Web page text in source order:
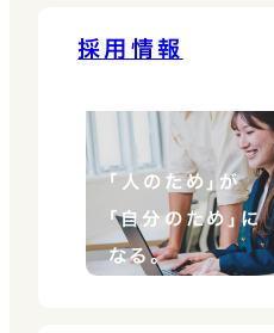
採用情報
「人のため」が
「自分のため」に
なる。